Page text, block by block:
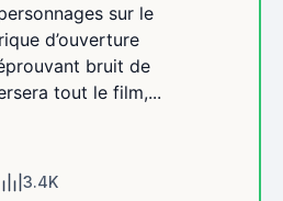
sur le
d’ouverture
bruit de
tout le film,...
3.4K